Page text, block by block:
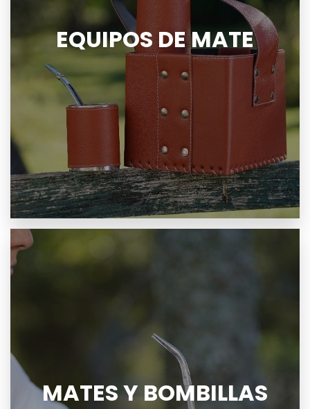
EQUIPOS DE MATE
MATES Y BOMBILLAS